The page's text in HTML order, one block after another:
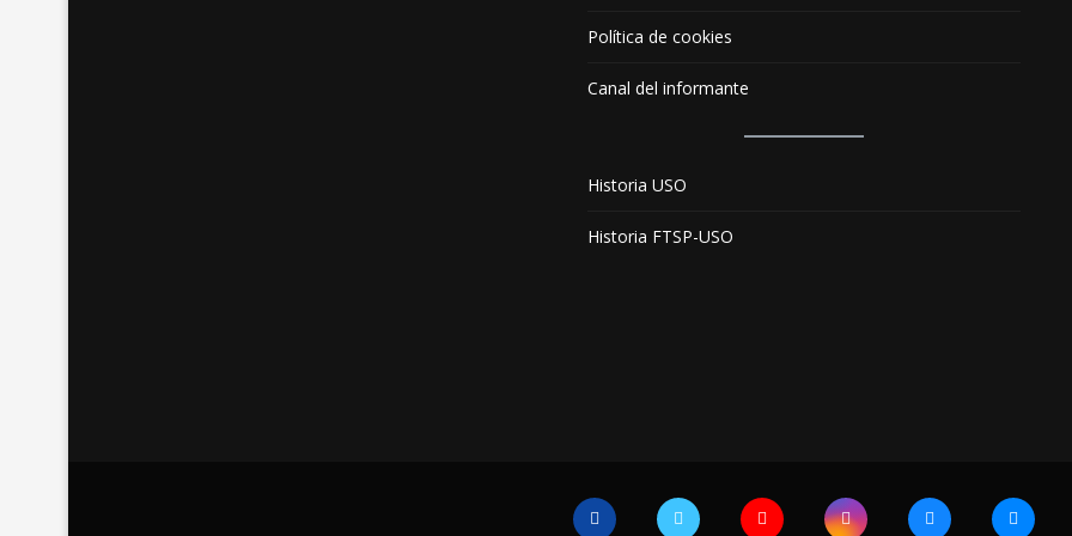
Política de cookies
Canal del informante
Historia USO
Historia FTSP-USO